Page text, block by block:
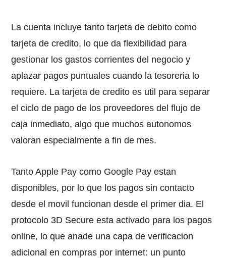
La cuenta incluye tanto tarjeta de debito como
tarjeta de credito, lo que da flexibilidad para
gestionar los gastos corrientes del negocio y
aplazar pagos puntuales cuando la tesoreria lo
requiere. La tarjeta de credito es util para separar
el ciclo de pago de los proveedores del flujo de
caja inmediato, algo que muchos autonomos
valoran especialmente a fin de mes.
Tanto Apple Pay como Google Pay estan
disponibles, por lo que los pagos sin contacto
desde el movil funcionan desde el primer dia. El
protocolo 3D Secure esta activado para los pagos
online, lo que anade una capa de verificacion
adicional en compras por internet: un punto